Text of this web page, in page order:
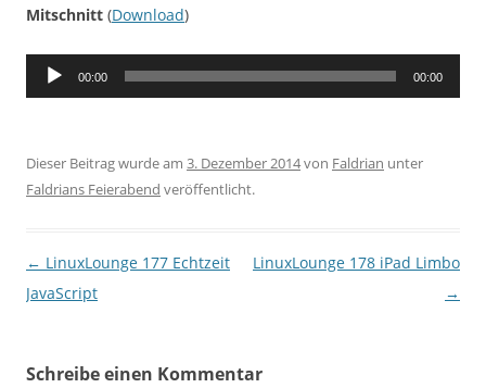
Mitschnitt (Download)
Audio-
00:00 00:00
Dieser Beitrag wurde am 3. Dezember 2014von Faldrian unter
Faldrians Feierabend veröffentlicht.
Beitragsnavigation
← LinuxLounge 177 Echtzeit
JavaScript
LinuxLounge 178 iPad Limbo
→
Schreibe einen Kommentar